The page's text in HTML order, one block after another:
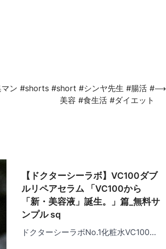
マン #shorts #short #シンヤ先生 #腸活 #
美容 #食生活 #ダイエット
⟶
【ドクターシーラボ】VC100ダブ
ルリペアセラム 「VC100から
「新・美容液」誕生。」篇_無料サ
ンプル sq
ドクターシーラボNo.1化粧水VC100…